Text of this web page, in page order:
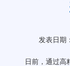
发表日期
日前，通过高精